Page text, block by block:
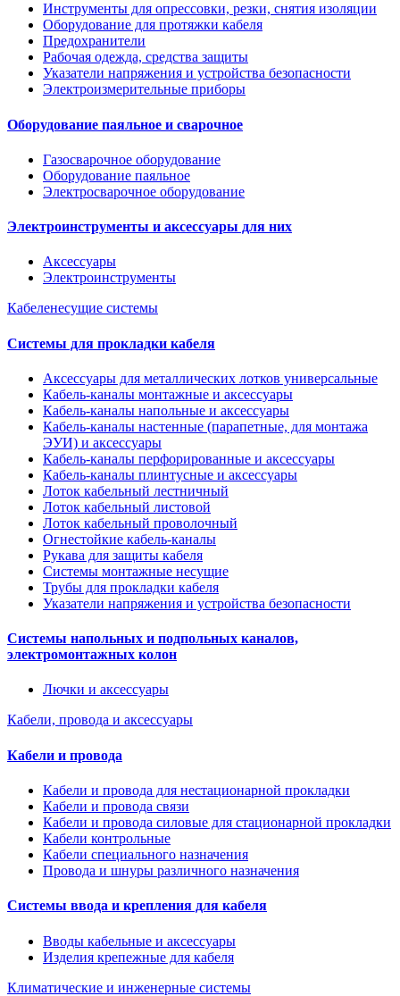
Инструменты для опрессовки, резки, снятия изоляции
Оборудование для протяжки кабеля
Предохранители
Рабочая одежда, средства защиты
Указатели напряжения и устройства безопасности
Электроизмерительные приборы
Оборудование паяльное и сварочное
Газосварочное оборудование
Оборудование паяльное
Электросварочное оборудование
Электроинструменты и аксессуары для них
Аксессуары
Электроинструменты
Кабеленесущие системы
Системы для прокладки кабеля
Аксессуары для металлических лотков универсальные
Кабель-каналы монтажные и аксессуары
Кабель-каналы напольные и аксессуары
Кабель-каналы настенные (парапетные, для монтажа
ЭУИ) и аксессуары
Кабель-каналы перфорированные и аксессуары
Кабель-каналы плинтусные и аксессуары
Лоток кабельный лестничный
Лоток кабельный листовой
Лоток кабельный проволочный
Огнестойкие кабель-каналы
Рукава для защиты кабеля
Системы монтажные несущие
Трубы для прокладки кабеля
Указатели напряжения и устройства безопасности
Системы напольных и подпольных каналов,
электромонтажных колон
Лючки и аксессуары
Кабели, провода и аксессуары
Кабели и провода
Кабели и провода для нестационарной прокладки
Кабели и провода связи
Кабели и провода силовые для стационарной прокладки
Кабели контрольные
Кабели специального назначения
Провода и шнуры различного назначения
Системы ввода и крепления для кабеля
Вводы кабельные и аксессуары
Изделия крепежные для кабеля
Климатические и инженерные системы